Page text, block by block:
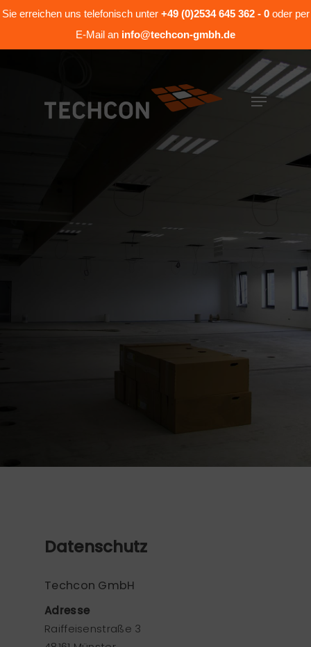
Sie erreichen uns telefonisch unter +49 (0)2534 645 362 - 0 oder per
E-Mail an info@techcon-gmbh.de
Hit enter to search or ESC to close
Datenschutz
Techcon GmbH
Adresse
Raiffeisenstraße 3